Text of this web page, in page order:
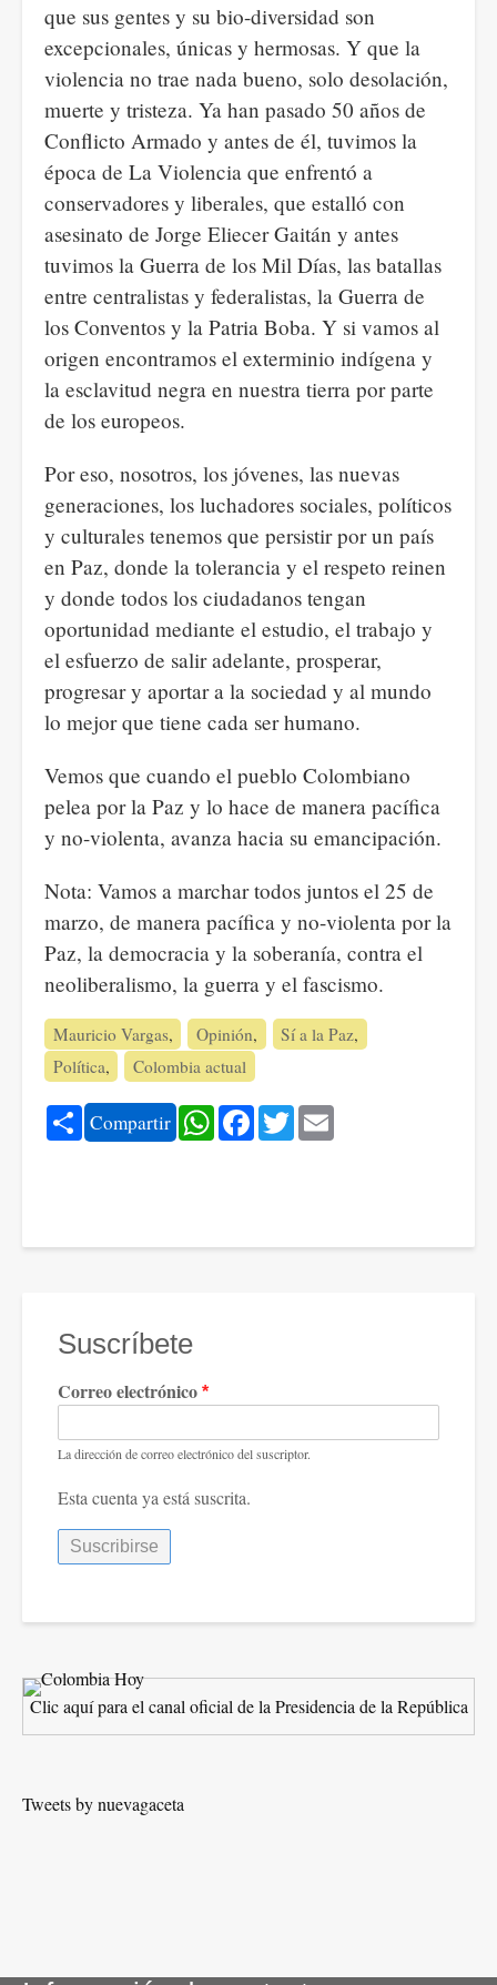
que sus gentes y su bio-diversidad son
excepcionales, únicas y hermosas. Y que la
violencia no trae nada bueno, solo desolación,
muerte y tristeza. Ya han pasado 50 años de
Conflicto Armado y antes de él, tuvimos la
época de La Violencia que enfrentó a
conservadores y liberales, que estalló con
asesinato de Jorge Eliecer Gaitán y antes
tuvimos la Guerra de los Mil Días, las batallas
entre centralistas y federalistas, la Guerra de
los Conventos y la Patria Boba. Y si vamos al
origen encontramos el exterminio indígena y
la esclavitud negra en nuestra tierra por parte
de los europeos.
Por eso, nosotros, los jóvenes, las nuevas
generaciones, los luchadores sociales, políticos
y culturales tenemos que persistir por un país
en Paz, donde la tolerancia y el respeto reinen
y donde todos los ciudadanos tengan
oportunidad mediante el estudio, el trabajo y
el esfuerzo de salir adelante, prosperar,
progresar y aportar a la sociedad y al mundo
lo mejor que tiene cada ser humano.
Vemos que cuando el pueblo Colombiano
pelea por la Paz y lo hace de manera pacífica
y no-violenta, avanza hacia su emancipación.
Nota: Vamos a marchar todos juntos el 25 de
marzo, de manera pacífica y no-violenta por la
Paz, la democracia y la soberanía, contra el
neoliberalismo, la guerra y el fascismo.
Mauricio Vargas Opinión
Sí a la Paz
Política
Colombia actual
Share
Compartir WhatsApp
Facebook
Twitter
Suscríbete
Correo electrónico
La dirección de correo electrónico del suscriptor.
Esta cuenta ya está suscrita.
Clic aquí para el canal oficial de la Presidencia de la República
Tweets by nuevagaceta